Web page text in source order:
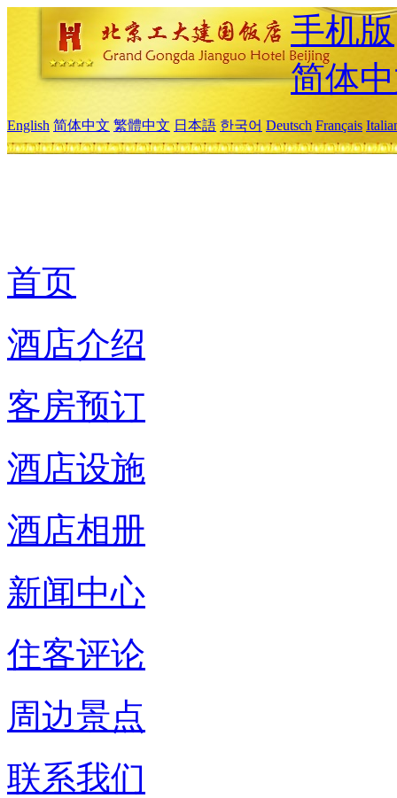
手机版
简体
English 简体中文 繁體中文 日本語 한국어 Deutsch Français
首页
酒店介绍
客房预订
酒店设施
酒店相册
新闻中心
住客评论
周边景点
联系我们